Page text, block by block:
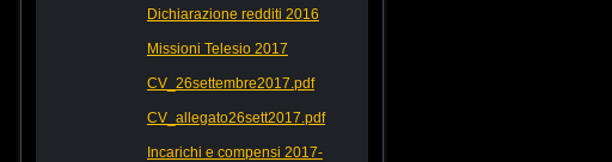
Dichiarazione redditi 2016
Missioni Telesio 2017
CV_26settembre2017.pdf
CV_allegato26sett2017.pdf
Incarichi e compensi 2017-